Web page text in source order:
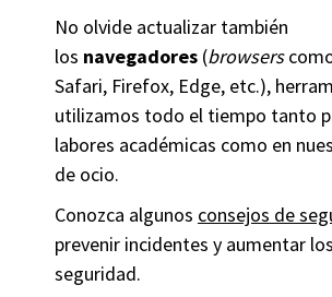
No olvide actualizar también
los navegadores (browsers
Safari, Firefox, Edge, etc.),
utilizamos todo el tiempo tanto
labores académicas como en
de ocio.
Conozca algunos consejos de
prevenir incidentes y aumentar
seguridad.